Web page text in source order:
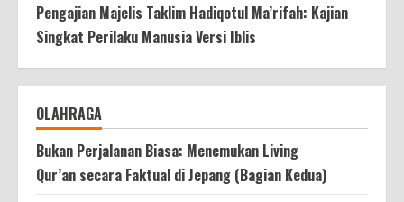
Pengajian Majelis Taklim Hadiqotul Ma’rifah: Kajian
Singkat Perilaku Manusia Versi Iblis
OLAHRAGA
Bukan Perjalanan Biasa: Menemukan Living
Qur’an secara Faktual di Jepang (Bagian Kedua)